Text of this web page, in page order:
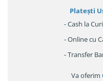
Platești
- Cash la
- Online cu
- Transfer
Va oferim